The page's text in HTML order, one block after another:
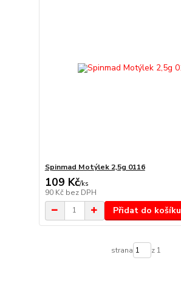
Spinmad Motýlek 2,5g 0116
109 Kč/ks
90 Kč bez DPH
Přidat do košíku
strana z 1